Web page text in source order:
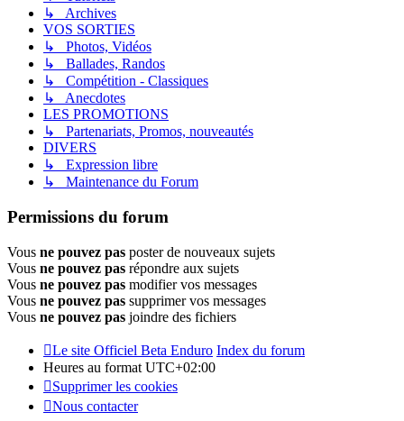
↳ Archives
VOS SORTIES
↳ Photos, Vidéos
↳ Ballades, Randos
↳ Compétition - Classiques
↳ Anecdotes
LES PROMOTIONS
↳ Partenariats, Promos, nouveautés
DIVERS
↳ Expression libre
↳ Maintenance du Forum
Permissions du forum
Vous ne pouvez pas poster de nouveaux sujets
Vous ne pouvez pas répondre aux sujets
Vous ne pouvez pas modifier vos messages
Vous ne pouvez pas supprimer vos messages
Vous ne pouvez pas joindre des fichiers
Le site Officiel Beta Enduro Index du forum
Heures au format UTC+02:00
Supprimer les cookies
Nous contacter